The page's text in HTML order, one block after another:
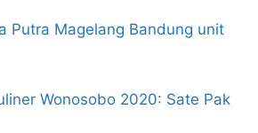
Putra Magelang Bandung unit
Wonosobo 2020: Sate Pak